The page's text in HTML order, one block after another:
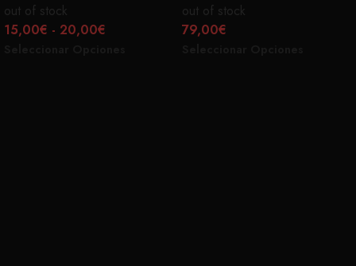
out of stock
15,00€ - 20,00€
out of stock
79,00€